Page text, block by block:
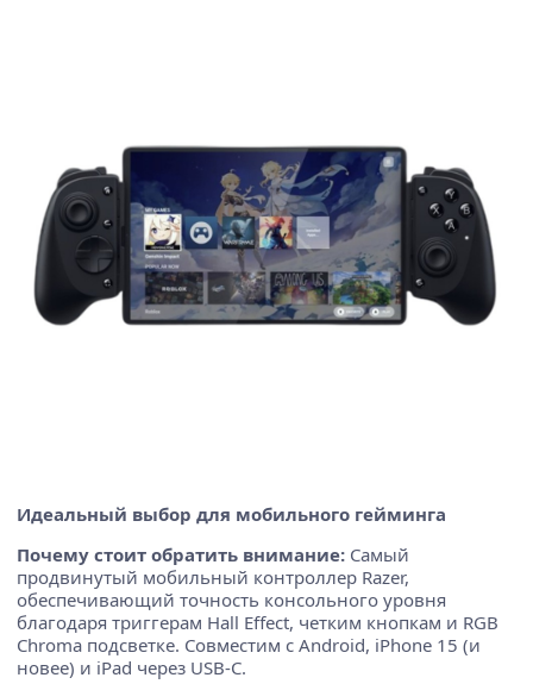
Идеальный выбор для мобильного гейминга
Почему стоит обратить внимание: Самый
продвинутый мобильный контроллер Razer,
обеспечивающий точность консольного уровня
благодаря триггерам Hall Effect, четким кнопкам и RGB
Chroma подсветке. Совместим с Android, iPhone 15 (и
новее) и iPad через USB-C.